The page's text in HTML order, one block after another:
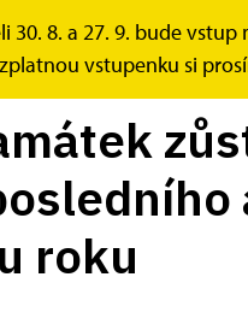
30. 8. a 27. 9. bude
vstupenku si
Brány památek zůstanou
roku